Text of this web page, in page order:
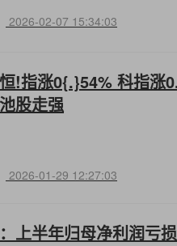
2026-02-07 15:34:03
!指涨0{.}54% 科指涨
股走强
2026-01-29 12:27:03
上半年归母净利润亏